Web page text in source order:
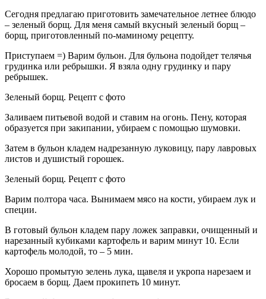
Сегодня предлагаю приготовить замечательное летнее блюдо
– зеленый борщ. Для меня самый вкусный зеленый борщ –
борщ, приготовленный по-маминому рецепту.
Приступаем =) Варим бульон. Для бульона подойдет телячья
грудинка или ребрышки. Я взяла одну грудинку и пару
ребрышек.
Зеленый борщ. Рецепт с фото
Заливаем питьевой водой и ставим на огонь. Пену, которая
образуется при закипании, убираем с помощью шумовки.
Затем в бульон кладем надрезанную луковицу, пару лавровых
листов и душистый горошек.
Зеленый борщ. Рецепт с фото
Варим полтора часа. Вынимаем мясо на кости, убираем лук и
специи.
В готовый бульон кладем пару ложек заправки, очищенный и
нарезанный кубиками картофель и варим минут 10. Если
картофель молодой, то ­– 5 мин.
Хорошо промытую зелень лука, щавеля и укропа нарезаем и
бросаем в борщ. Даем прокипеть 10 минут.